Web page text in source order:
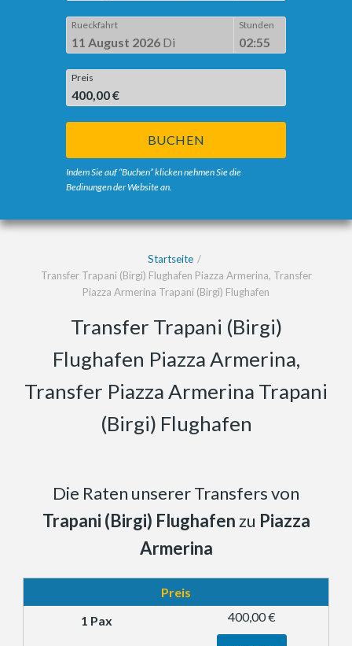
Rueckfahrt
11 August 2026 Di
Stunden
02:55
Preis
400,00 €
BUCHEN
Indem Sie auf “Buchen” klicken nehmen Sie die
Bedinungen der Website an.
Startseite
Transfer Trapani (Birgi) Flughafen Piazza Armerina, Transfer
Piazza Armerina Trapani (Birgi) Flughafen
Transfer Trapani (Birgi)
Flughafen Piazza Armerina,
Transfer Piazza Armerina Trapani
(Birgi) Flughafen
Die Raten unserer Transfers von
Trapani (Birgi) Flughafen zu Piazza
Armerina
Preis
400,00 €